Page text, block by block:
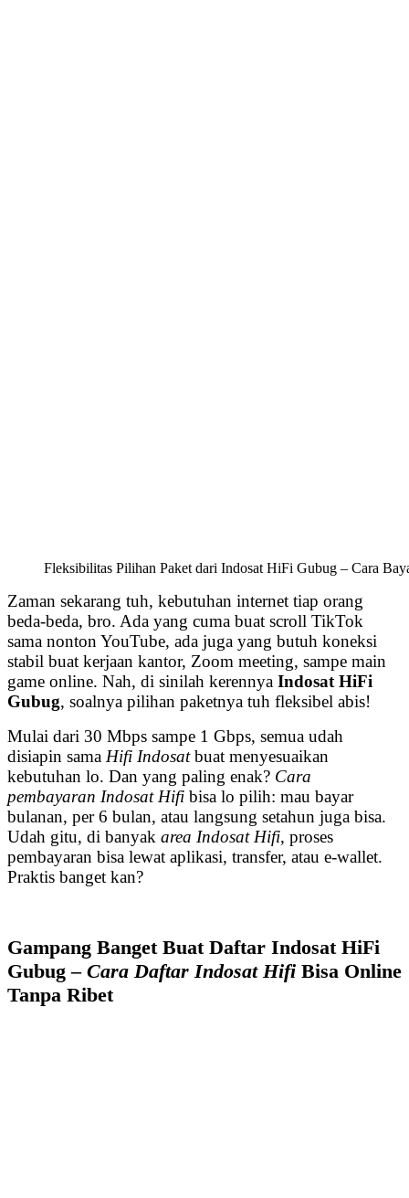
Fleksibilitas Pilihan Paket dari Indosat HiFi Gubug – Cara
Zaman sekarang tuh, kebutuhan internet tiap orang
beda-beda, bro. Ada yang cuma buat scroll TikTok
sama nonton YouTube, ada juga yang butuh koneksi
stabil buat kerjaan kantor, Zoom meeting, sampe main
game online. Nah, di sinilah kerennya Indosat HiFi
Gubug, soalnya pilihan paketnya tuh fleksibel abis!
Mulai dari 30 Mbps sampe 1 Gbps, semua udah
disiapin sama Hifi Indosatbuat menyesuaikan
kebutuhan lo. Dan yang paling enak? Cara
pembayaran Indosat Hifi bisa lo pilih: mau bayar
bulanan, per 6 bulan, atau langsung setahun juga bisa.
Udah gitu, di banyak area Indosat Hifi, proses
pembayaran bisa lewat aplikasi, transfer, atau e-wallet.
Praktis banget kan?
Gampang Banget Buat Daftar Indosat HiFi
Gubug – Cara Daftar Indosat Hifi Bisa Online
Tanpa Ribet